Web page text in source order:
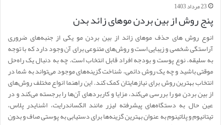
23 مرداد 1403
پنج روش از بین بردن موهای زائد بدن
انوع روش های حذف موهای زائد از بین بردن مو یکی از جنبه‌های ضروری
آراستگی شخصی و زیبایی است و روش‌های متنوعی برای آن وجود دارد که با توجه
به سلیقه، نوع پوست و بودجه افراد قابل انتخاب است. چه به دنبال یک راه‌حل
موقتی باشید و چه یک روش دائمی، شناخت گزینه‌های موجود می‌تواند به شما در
انتخاب بهترین روش برای نیازهایتان کمک کند. این راهنما انواع مختلف روش‌های
از بین بردن مو را بررسی می‌کند، مزایا و کاربردهای آن‌ها را برجسته می‌کند و در
عین حال به دستگاه‌های پیشرفته لیزر مانند الکساندرایت، اشنایدر پلاس،
تیتانیوم و پلاتینوم به عنوان بهترین گزینه‌ها برای دستیابی به پوستی صاف و بدون